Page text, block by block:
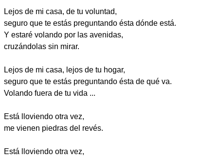
Lejos de mi casa, de tu voluntad,
seguro que te estás preguntando ésta dónde está.
Y estaré volando por las avenidas,
cruzándolas sin mirar.
Lejos de mi casa, lejos de tu hogar,
seguro que te estás preguntando ésta de qué va.
Volando fuera de tu vida ...
Está lloviendo otra vez,
me vienen piedras del revés.
Está lloviendo otra vez,